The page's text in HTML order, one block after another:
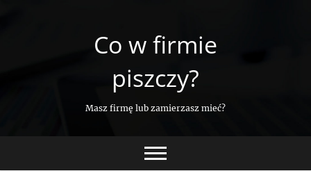
Co w firmie
piszczy?
Masz firmę lub zamierzasz mieć?